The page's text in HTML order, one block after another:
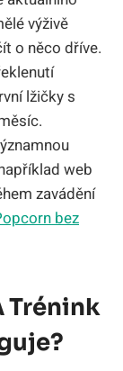
výživě
o něco dříve.
lžičky s
web
zavádění
bez
Trénink